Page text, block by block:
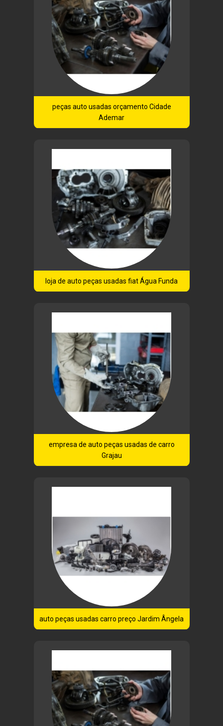
peças auto usadas orçamento Cidade
Ademar
loja de auto peças usadas fiat Água Funda
empresa de auto peças usadas de carro
Grajau
auto peças usadas carro preço Jardim Ângela